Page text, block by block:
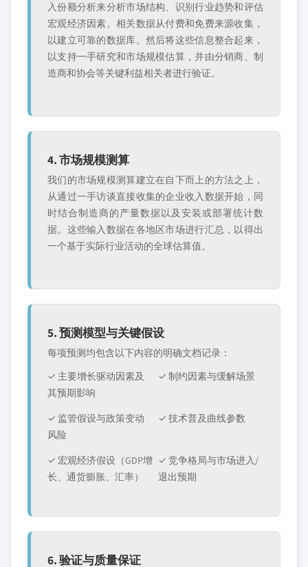
入份额分析来分析市场结构、识别行业趋势和评估
宏观经济因素。相关数据从付费和免费来源收集，
以建立可靠的数据库。然后将这些信息整合起来，
以支持一手研究和市场规模估算，并由分销商、制
造商和协会等关键利益相关者进行验证。
4. 市场规模测算
我们的市场规模测算建立在自下而上的方法之上，
从通过一手访谈直接收集的企业收入数据开始，同
时结合制造商的产量数据以及安装或部署统计数
据。这些输入数据在各地区市场进行汇总，以得出
一个基于实际行业活动的全球估算值。
5. 预测模型与关键假设
每项预测均包含以下内容的明确文档记录：
✓ 主要增长驱动因素及
其预期影响
✓ 制约因素与缓解场景
✓ 监管假设与政策变动
风险
✓ 技术普及曲线参数
✓ 宏观经济假设（GDP增
长、通货膨胀、汇率）
✓ 竞争格局与市场进入/
退出预期
6. 验证与质量保证